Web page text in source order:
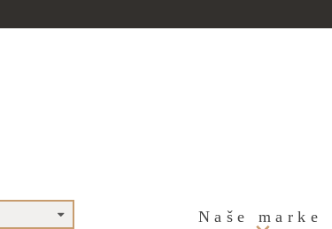
Naše marke